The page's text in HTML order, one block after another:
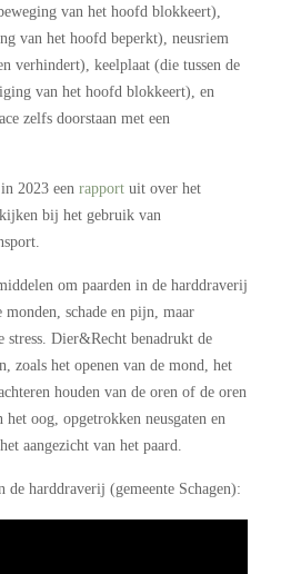
van het hoofd blokkeert),
van het hoofd beperkt), neusriem
verhindert), keelplaat (die tussen de
van het hoofd blokkeert), en
zelfs doorstaan met een
2023 een rapport uit over het
bij het gebruik van
om paarden in de harddraverij
schade en pijn, maar
stress. Dier&Recht benadrukt de
zoals het openen van de mond, het
houden van de oren of de oren
oog, opgetrokken neusgaten en
aangezicht van het paard.
harddraverij (gemeente Schagen):